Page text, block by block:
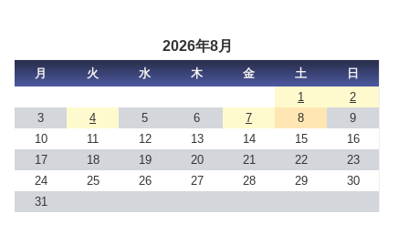
2026年8月
月 火 水 木 金 土
日
1
2
3
4 5 6 7 8
9
10
11 12 13 14 15
16
17
18 19 20 21 22
23
24
25 26 27 28 29
30
31